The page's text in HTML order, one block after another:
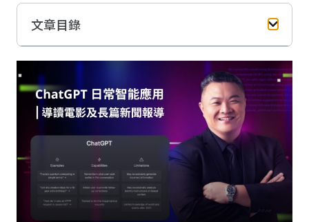
文章目錄